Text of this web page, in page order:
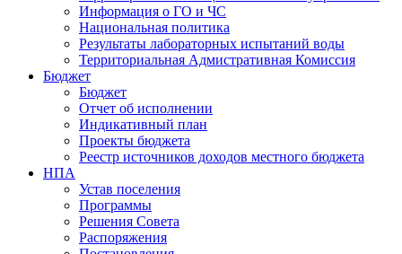
Информация о ГО и ЧС
Национальная политика
Результаты лабораторных испытаний воды
Территориальная Адмистративная Комиссия
Бюджет
Бюджет
Отчет об исполнении
Индикативный план
Проекты бюджета
Реестр источников доходов местного бюджета
НПА
Устав поселения
Программы
Решения Совета
Распоряжения